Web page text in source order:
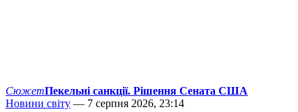
СюжетПекельні санкції. Рішення Сената США
Новини світу — 7 серпня 2026, 23:14